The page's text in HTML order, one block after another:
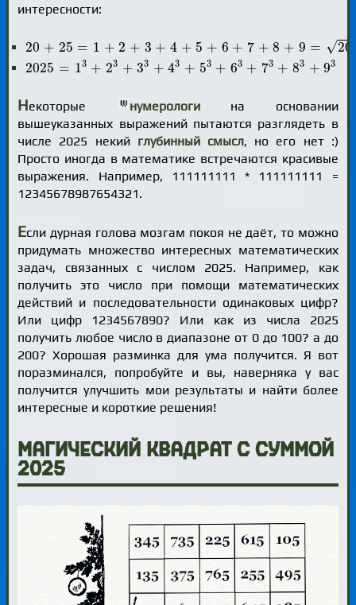
интересности:
20 + 25 = 1 + 2 + 3 + 4 + 5 + 6 + 7 + 8 + 9 = √
20 25= 2+ 4 +6 + 9= 2025
2025 = 13 + 23 + 33 + 43 + 53 + 63 + 73 + 83 + 93
2025 3 + +3 43 3+ +73 83+ 3
Некоторые нумерологина основании
вышеуказанных выражений пытаются разглядеть в
числе 2025 некий глубинный смысл, но его нет :)
Просто иногда в математике встречаются красивые
выражения. Например, 111111111 * 111111111 =
12345678987654321.
Если дурная голова мозгам покоя не даёт, то можно
придумать множество интересных математических
задач, связанных с числом 2025. Например, как
получить это число при помощи математических
действий и последовательности одинаковых цифр?
Или цифр 1234567890? Или как из числа 2025
получить любое число в диапазоне от 0 до 100? а до
200? Хорошая разминка для ума получится. Я вот
поразминался, попробуйте и вы, наверняка у вас
получится улучшить мои результаты и найти более
интересные и короткие решения!
Магический квадрат с суммой
2025